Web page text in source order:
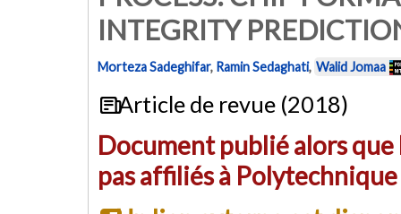
INTEGRITY
Morteza Sadeghifar, Ramin Sedaghati, Walid Jomaa
Article de revue (2018)
Document publié alors
pas affiliés à